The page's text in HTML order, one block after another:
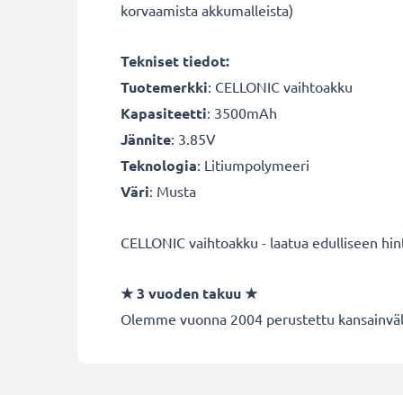
korvaamista akkumalleista)
Tekniset tiedot:
Tuotemerkki: CELLONIC vaihtoakku
Kapasiteetti: 3500mAh
Jännite: 3.85V
Teknologia: Litiumpolymeeri
Väri: Musta
CELLONIC vaihtoakku - laatua edulliseen
★3 vuoden takuu★
Olemme vuonna 2004 perustettu